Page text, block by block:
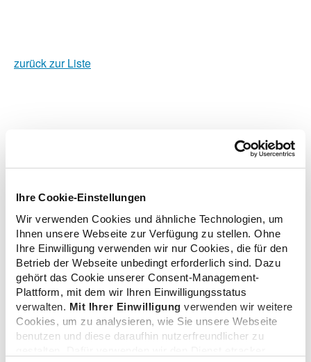
Ihre Cookie-Einstellungen
Wir verwenden Cookies und ähnliche Technologien, um
Ihnen unsere Webseite zur Verfügung zu stellen. Ohne
Ihre Einwilligung verwenden wir nur Cookies, die für den
Betrieb der Webseite unbedingt erforderlich sind. Dazu
gehört das Cookie unserer Consent-Management-
Plattform, mit dem wir Ihren Einwilligungsstatus
verwalten. Mit Ihrer Einwilligung verwenden wir weitere
Cookies, um zu analysieren, wie Sie unsere Webseite
benutzen und diese daraufhin nutzerfreundlicher zu
zurück zur Liste
Verwandte Nachrichten
Auch im Saarland immer weniger Apotheken
04.01.2023
Appell an die Ampel: Overwiening fordert Stärkung
der Apotheke vor Ort
01.12.2022